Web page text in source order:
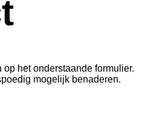
het onderstaande formulier.
mogelijk benaderen.